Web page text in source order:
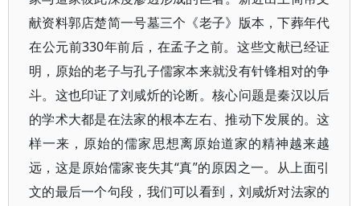
献资料郭店楚简一号墓三个《老子》版本，下葬年代
在公元前330年前后，在孟子之前。这些文献已经证
明，原始的老子与孔子儒家本来就没有针锋相对的争
斗。这也印证了刘咸炘的论断。核心问题是秦汉以后
的学术大都是在法家的根本左右、推动下发展的。这
样一来，原始的儒家思想离原始道家的精神越来越
远，这是原始儒家丧失其“真”的原因之一。从上面引
文的最后一个句段，我们可以看到，刘咸炘对法家的